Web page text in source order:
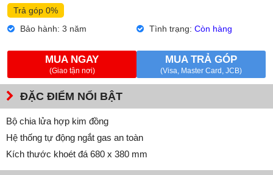
Trả góp 0%
Bảo hành: 3 năm
Tình trạng: Còn hàng
MUA NGAY
(Giao tận nơi)
MUA TRẢ GÓP
(Visa, Master Card, JCB)
ĐẶC ĐIỂM NỔI BẬT
Bộ chia lửa hợp kim đồng
Hệ thống tự động ngắt gas an toàn
Kích thước khoét đá 680 x 380 mm